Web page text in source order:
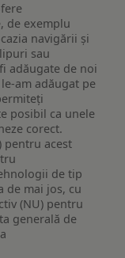
de exemplu
navigării și
sau
adăugate de noi
am adăugat pe
posibil ca unele
corect.
pentru acest
de tip
de mai jos, cu
(NU) pentru
generală de